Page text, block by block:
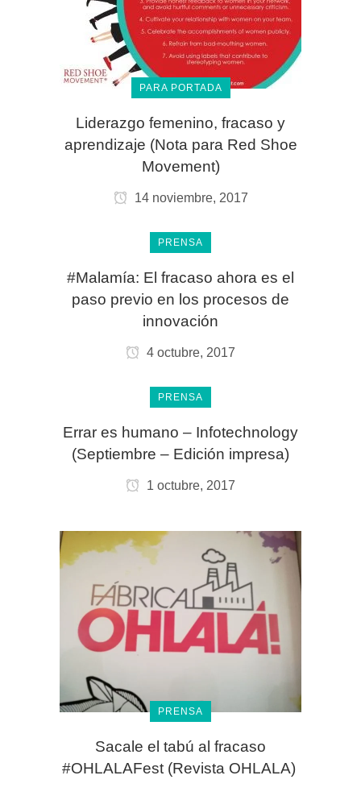
PARA PORTADA
Liderazgo femenino, fracaso y
aprendizaje (Nota para Red Shoe
Movement)
14 noviembre, 2017
PRENSA
#Malamía: El fracaso ahora es el
paso previo en los procesos de
innovación
4 octubre, 2017
PRENSA
Errar es humano – Infotechnology
(Septiembre – Edición impresa)
1 octubre, 2017
PRENSA
Sacale el tabú al fracaso
#OHLALAFest (Revista OHLALA)